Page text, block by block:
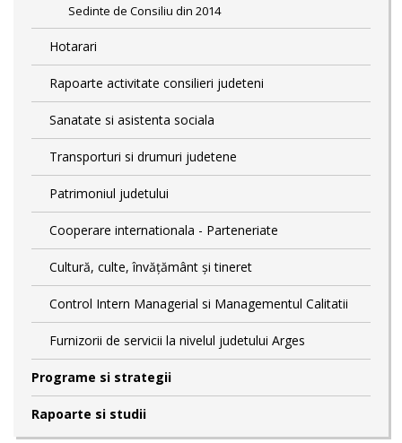
Sedinte de Consiliu din 2014
Hotarari
Rapoarte activitate consilieri judeteni
Sanatate si asistenta sociala
Transporturi si drumuri judetene
Patrimoniul judetului
Cooperare internationala - Parteneriate
Cultură, culte, învățământ și tineret
Control Intern Managerial si Managementul Calitatii
Furnizorii de servicii la nivelul judetului Arges
Programe si strategii
Rapoarte si studii